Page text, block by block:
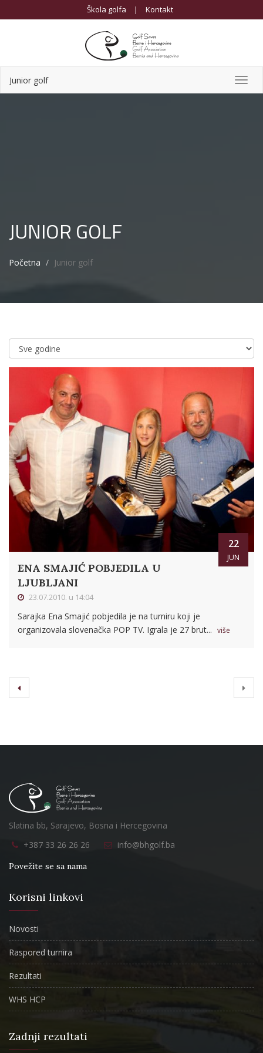
Škola golfa | Kontakt
Junior golf
JUNIOR GOLF
Početna Junior golf
22
JUN
ENA SMAJIĆ POBJEDILA U
LJUBLJANI
23.07.2010. u 14:04
Sarajka Ena Smajić pobjedila je na turniru koji je
organizovala slovenačka POP TV. Igrala je 27 brut... više
Slatina bb, Sarajevo, Bosna i Hercegovina
+387 33 26 26 26
info@bhgolf.ba
Povežite se sa nama
Korisni linkovi
Novosti
Raspored turnira
Rezultati
WHS HCP
Zadnji rezultati